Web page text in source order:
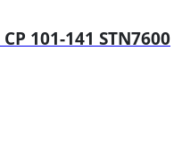
101-141 STN7600